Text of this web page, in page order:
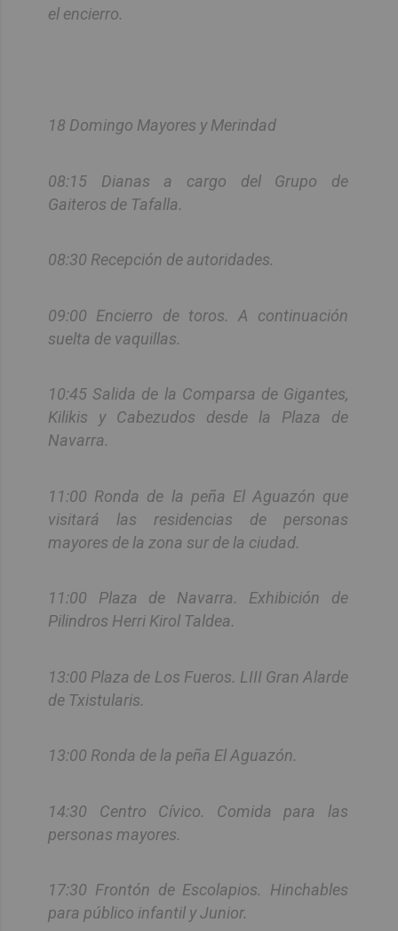
el encierro.
18 Domingo Mayores y Merindad
08:15 Dianas a cargo del Grupo de
Gaiteros de Tafalla.
08:30 Recepción de autoridades.
09:00 Encierro de toros. A continuación
suelta de vaquillas.
10:45 Salida de la Comparsa de Gigantes,
Kilikis y Cabezudos desde la Plaza de
Navarra.
11:00 Ronda de la peña El Aguazón que
visitará las residencias de personas
mayores de la zona sur de la ciudad.
11:00 Plaza de Navarra. Exhibición de
Pilindros Herri Kirol Taldea.
13:00 Plaza de Los Fueros. LIII Gran Alarde
de Txistularis.
13:00 Ronda de la peña El Aguazón.
14:30 Centro Cívico. Comida para las
personas mayores.
17:30 Frontón de Escolapios. Hinchables
para público infantil y Junior.